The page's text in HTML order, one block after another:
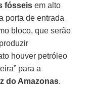
fósseis em alto
porta de entrada
bloco, que serão
houver petróleo
para a
do Amazonas.